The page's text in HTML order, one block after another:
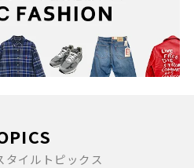
タイルトピックス